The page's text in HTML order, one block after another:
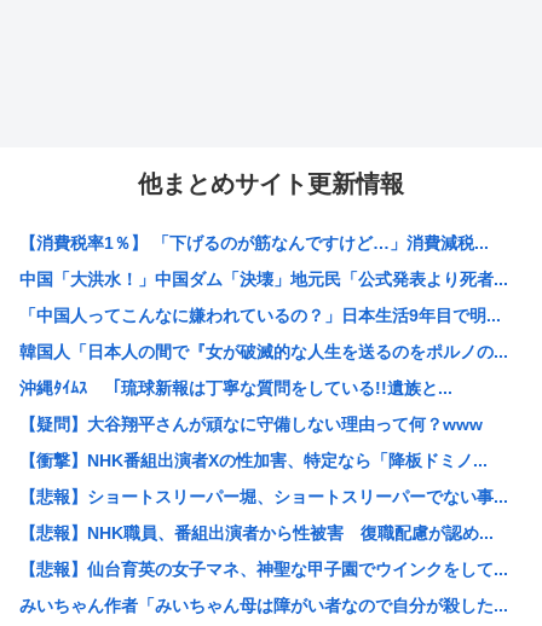
他まとめサイト更新情報
【消費税率1％】 「下げるのが筋なんですけど…」消費減税...
中国「大洪水！」中国ダム「決壊」地元民「公式発表より死者...
「中国人ってこんなに嫌われているの？」日本生活9年目で明...
韓国人「日本人の間で『女が破滅的な人生を送るのをポルノの...
沖縄ﾀｲﾑｽ 「琉球新報は丁寧な質問をしている!!遺族と...
【疑問】大谷翔平さんが頑なに守備しない理由って何？www
【衝撃】NHK番組出演者Xの性加害、特定なら「降板ドミノ...
【悲報】ショートスリーパー堀、ショートスリーパーでない事...
【悲報】NHK職員、番組出演者から性被害 復職配慮が認め...
【悲報】仙台育英の女子マネ、神聖な甲子園でウインクをして...
みいちゃん作者「みいちゃん母は障がい者なので自分が殺した...